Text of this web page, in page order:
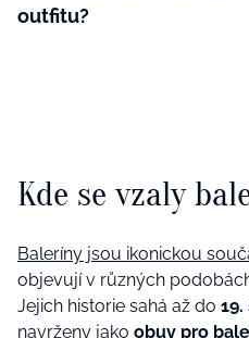
outfitu?
Kde se vzaly
Baleríny jsou ikonickou
objevují v různých
Jejich historie sahá až do
navrženy jako obuv pro